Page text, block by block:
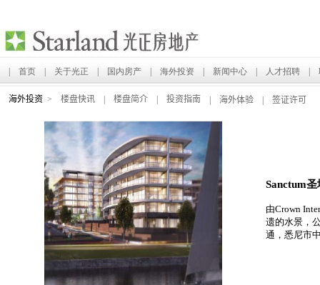
首页 关于光正 国内房产 海外投资 新闻中心 人才招聘
海外投资 > 楼盘快讯 | 楼盘简介 | 投资指南 海外体验 签证许可